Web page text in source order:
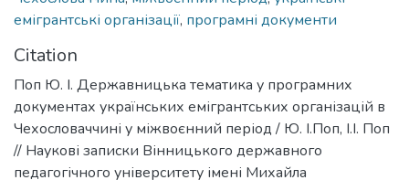
емігрантські організації, програмні документи
Citation
Поп Ю. І. Державницька тематика у програмних
документах українських емігрантських організацій в
Чехословаччині у міжвоєнний період / Ю. І.Поп, І.І. Поп
// Наукові записки Вінницького державного
педагогічного університету імені Михайла